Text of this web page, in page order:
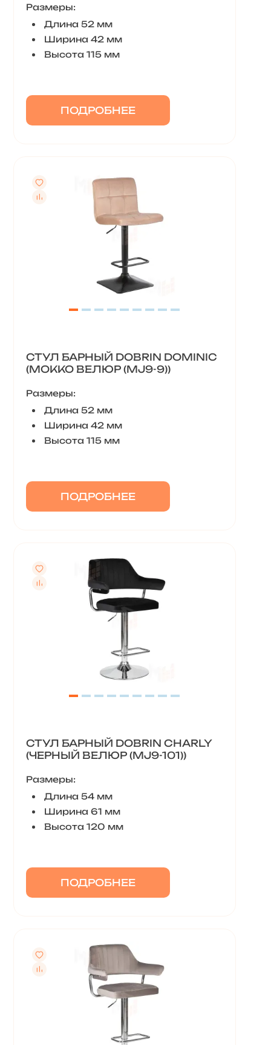
Размеры:
Длина 52 мм
Ширина 42 мм
Высота 115 мм
ПОДРОБНЕЕ
СТУЛ БАРНЫЙ DOBRIN DOMINIC
(МОККО ВЕЛЮР (MJ9-9))
Размеры:
Длина 52 мм
Ширина 42 мм
Высота 115 мм
ПОДРОБНЕЕ
СТУЛ БАРНЫЙ DOBRIN CHARLY
(ЧЕРНЫЙ ВЕЛЮР (MJ9-101))
Размеры:
Длина 54 мм
Ширина 61 мм
Высота 120 мм
ПОДРОБНЕЕ